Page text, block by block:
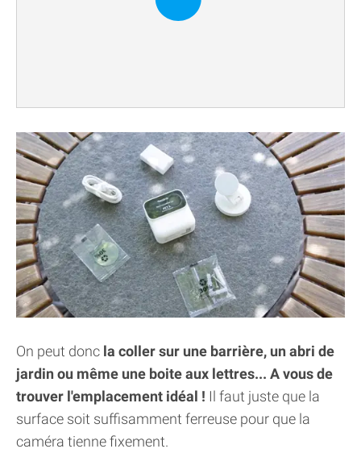
On peut donc la coller sur une barrière, un abri de
jardin ou même une boite aux lettres... A vous de
trouver l'emplacement idéal ! Il faut juste que la
surface soit suffisamment ferreuse pour que la
caméra tienne fixement.